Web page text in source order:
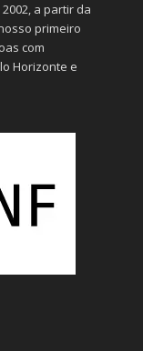
a partir da
primeiro
com
Horizonte e